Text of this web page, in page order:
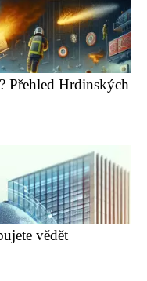
Přehled Hrdinských
vědět